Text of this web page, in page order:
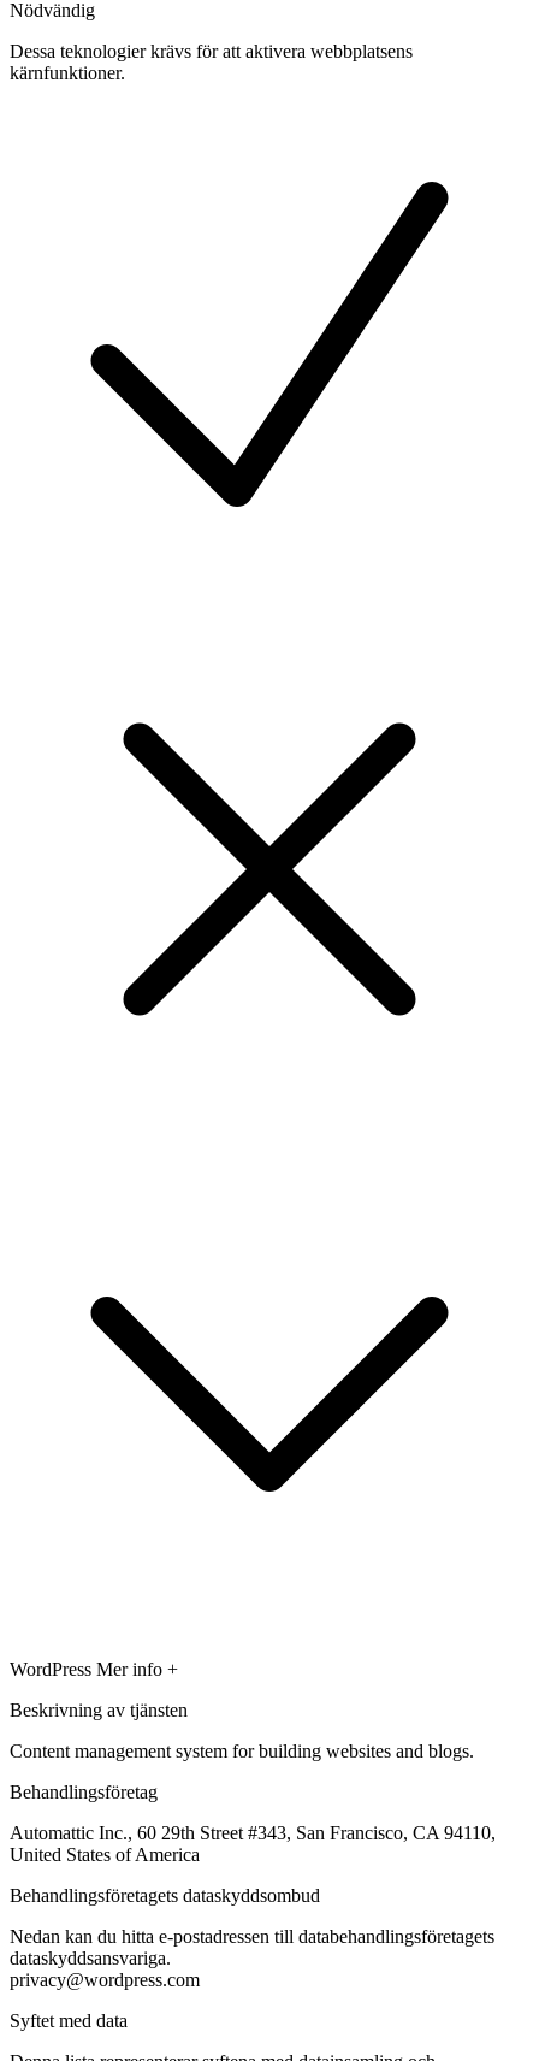
Nödvändig
Dessa teknologier krävs för att aktivera webbplatsens
kärnfunktioner.
WordPress Mer info +
Beskrivning av tjänsten
Content management system for building websites and blogs.
Behandlingsföretag
Automattic Inc., 60 29th Street #343, San Francisco, CA 94110,
United States of America
Behandlingsföretagets dataskyddsombud
Nedan kan du hitta e-postadressen till databehandlingsföretagets
dataskyddsansvariga.
privacy@wordpress.com
Syftet med data